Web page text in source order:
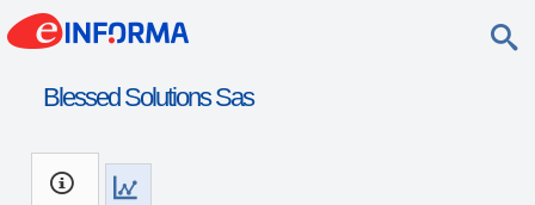
Blessed Solutions Sas